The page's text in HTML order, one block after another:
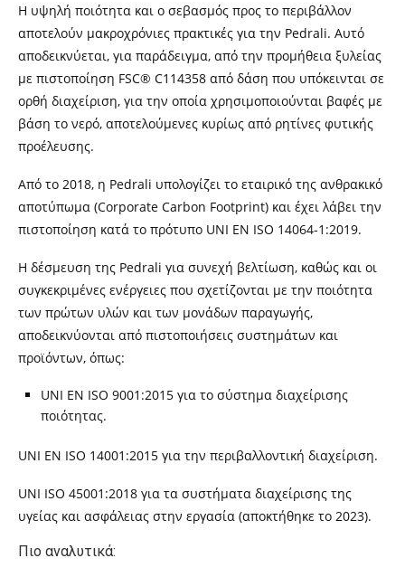
Η υψηλή ποιότητα και ο σεβασμός προς το περιβάλλον
αποτελούν μακροχρόνιες πρακτικές για την Pedrali. Αυτό
αποδεικνύεται, για παράδειγμα, από την προμήθεια ξυλείας
με πιστοποίηση FSC® C114358 από δάση που υπόκεινται σε
ορθή διαχείριση, για την οποία χρησιμοποιούνται βαφές με
βάση το νερό, αποτελούμενες κυρίως από ρητίνες φυτικής
προέλευσης.
Από το 2018, η Pedrali υπολογίζει το εταιρικό της ανθρακικό
αποτύπωμα (Corporate Carbon Footprint) και έχει λάβει την
πιστοποίηση κατά το πρότυπο UNI EN ISO 14064-1:2019.
Η δέσμευση της Pedrali για συνεχή βελτίωση, καθώς και οι
συγκεκριμένες ενέργειες που σχετίζονται με την ποιότητα
των πρώτων υλών και των μονάδων παραγωγής,
αποδεικνύονται από πιστοποιήσεις συστημάτων και
προϊόντων, όπως:
UNI EN ISO 9001:2015 για το σύστημα διαχείρισης
ποιότητας.
UNI EN ISO 14001:2015 για την περιβαλλοντική διαχείριση.
UNI ISO 45001:2018 για τα συστήματα διαχείρισης της
υγείας και ασφάλειας στην εργασία (αποκτήθηκε το 2023).
Πιο αναλυτικά: